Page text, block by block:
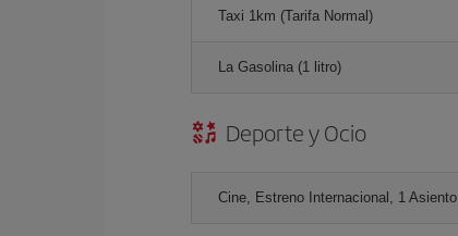
Taxi 1km (Tarifa Normal)
La Gasolina (1 litro)
Deporte y Ocio
Cine, Estreno Internacional, 1 Asiento